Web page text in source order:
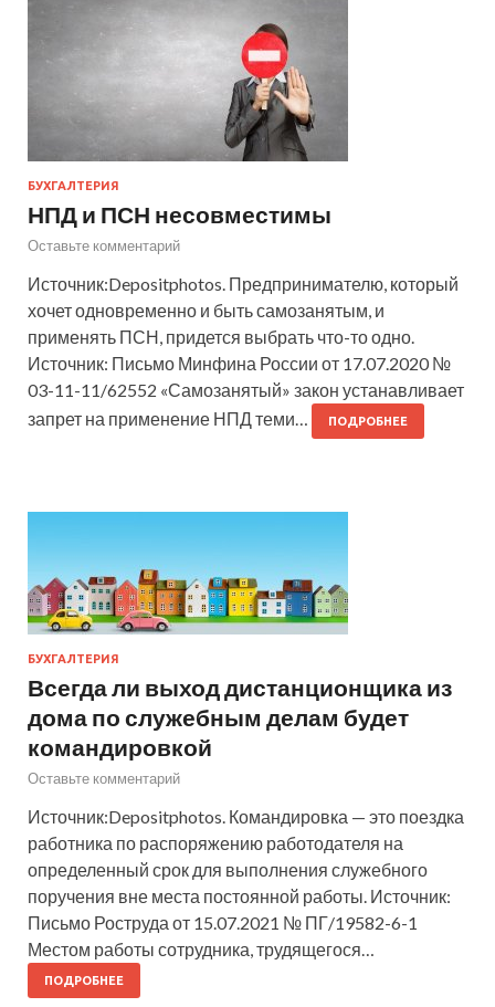
БУХГАЛТЕРИЯ
НПД и ПСН несовместимы
Оставьте комментарий
Источник:Depositphotos. Предпринимателю, который
хочет одновременно и быть самозанятым, и
применять ПСН, придется выбрать что-то одно.
Источник: Письмо Минфина России от 17.07.2020 №
03-11-11/62552 «Самозанятый» закон устанавливает
запрет на применение НПД теми…
ПОДРОБНЕЕ
БУХГАЛТЕРИЯ
Всегда ли выход дистанционщика из
дома по служебным делам будет
командировкой
Оставьте комментарий
Источник:Depositphotos. Командировка — это поездка
работника по распоряжению работодателя на
определенный срок для выполнения служебного
поручения вне места постоянной работы. Источник:
Письмо Роструда от 15.07.2021 № ПГ/19582-6-1
Местом работы сотрудника, трудящегося…
ПОДРОБНЕЕ